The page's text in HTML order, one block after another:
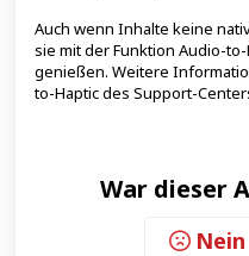
Auch wenn Inhalte keine
sie mit der Funktion Audio-
genießen. Weitere
to-Haptic des Support-
War dieser
Nein